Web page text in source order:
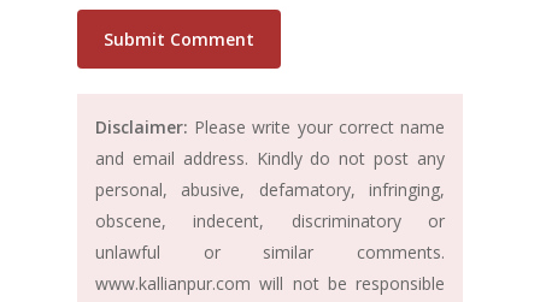
Disclaimer: Please write your correct name
and email address. Kindly do not post any
personal, abusive, defamatory, infringing,
obscene, indecent, discriminatory or
unlawful or similar comments.
www.kallianpur.com will not be responsible